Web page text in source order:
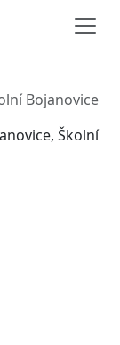
Bojanovice
Školní